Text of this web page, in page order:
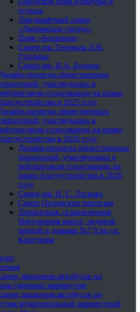
отдыха
Ландшафтный сквер
«Дворянское гнездо»
Парк «Ботаника»
Сквер им. Генерала Л.Н.
Гуртьева
Сквер им. И.А. Бунина
проекты общественных
участвующих в
голосовании на право
в 2025 году
проекты общественных
участвующих в
голосовании на право
в 2026 году
Дизайн-проекты общественных
территорий, участвующих в
рейтинговом голосовании на
право благоустройства в 2026
году
Сквер им. Н. С. Лескова
Сквер Орловских партизан
Территория, ограниченная
Наугорским шоссе, ледовой
ареной и домами №7,9 по ул.
Картукова
движения автобусов по
(дачным) маршрутам
движения автобусов по
муниципальной маршрутной